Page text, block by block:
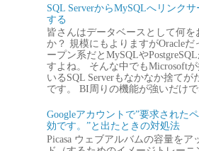
SQL ServerからMySQLへリンク
する
皆さんはデータベースとして何を
か？ 規模にもよりますがOracleだ
ープン系だとMySQLや
すよね。 そんな中でもMicrosoft
いるSQL Serverもなかなか捨てが
です。 BI周りの機能が強いだけ
Googleアカウントで”要求された
効です。”と出たときの対処法
Picasa ウェブアルバムの容量をア